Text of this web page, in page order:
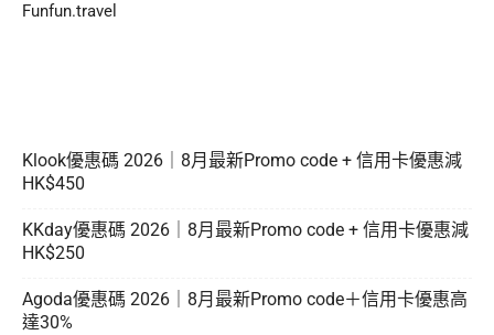
Funfun.travel
Klook優惠碼 2026｜8月最新Promo code + 信用卡優惠減
HK$450
KKday優惠碼 2026｜8月最新Promo code + 信用卡優惠減
HK$250
Agoda優惠碼 2026｜8月最新Promo code＋信用卡優惠高
達30%